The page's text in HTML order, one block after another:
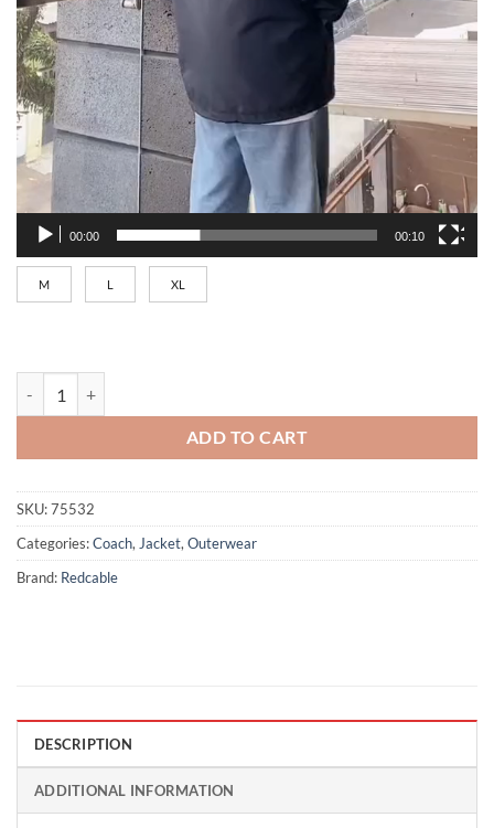
00:00 00:10
M L XL
ADD TO CART
SKU:75532
Categories:Coach, Jacket, Outerwear
Brand: Redcable
DESCRIPTION
ADDITIONAL INFORMATION